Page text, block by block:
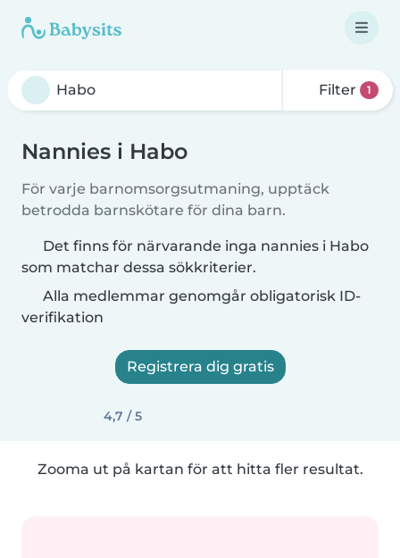
Filter 1
Nannies i Habo
För varje barnomsorgsutmaning, upptäck
betrodda barnskötare för dina barn.
Det finns för närvarande inga nannies i Habo
som matchar dessa sökkriterier.
Alla medlemmar genomgår obligatorisk ID-
verifikation
Registrera dig gratis
4,7 / 5
Zooma ut på kartan för att hitta fler resultat.